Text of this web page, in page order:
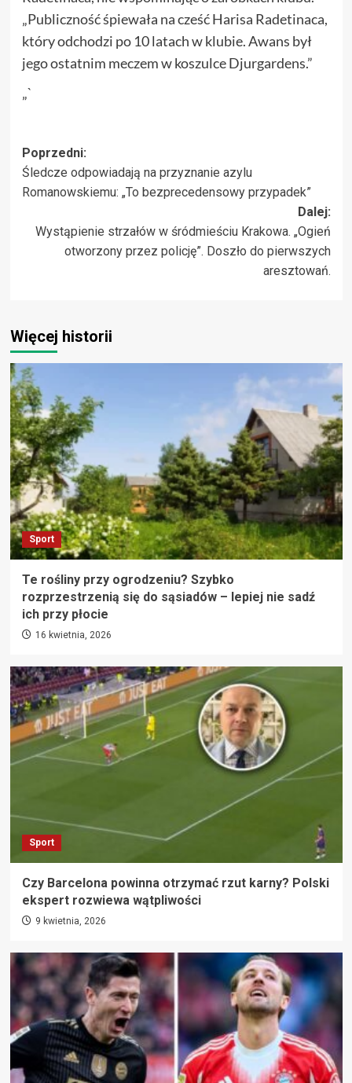
„Publiczność śpiewała na cześć Harisa Radetinaca,
który odchodzi po 10 latach w klubie. Awans był
jego ostatnim meczem w koszulce Djurgardens.”
„`
Zobacz
wpisy
Poprzedni:
Śledcze odpowiadają na przyznanie azylu
Romanowskiemu: „To bezprecedensowy przypadek”
Dalej:
Wystąpienie strzałów w śródmieściu Krakowa. „Ogień
otworzony przez policję”. Doszło do pierwszych
aresztowań.
Więcej historii
Sport
Te rośliny przy ogrodzeniu? Szybko
rozprzestrzenią się do sąsiadów – lepiej nie sadź
ich przy płocie
16 kwietnia, 2026
Sport
Czy Barcelona powinna otrzymać rzut karny? Polski
ekspert rozwiewa wątpliwości
9 kwietnia, 2026